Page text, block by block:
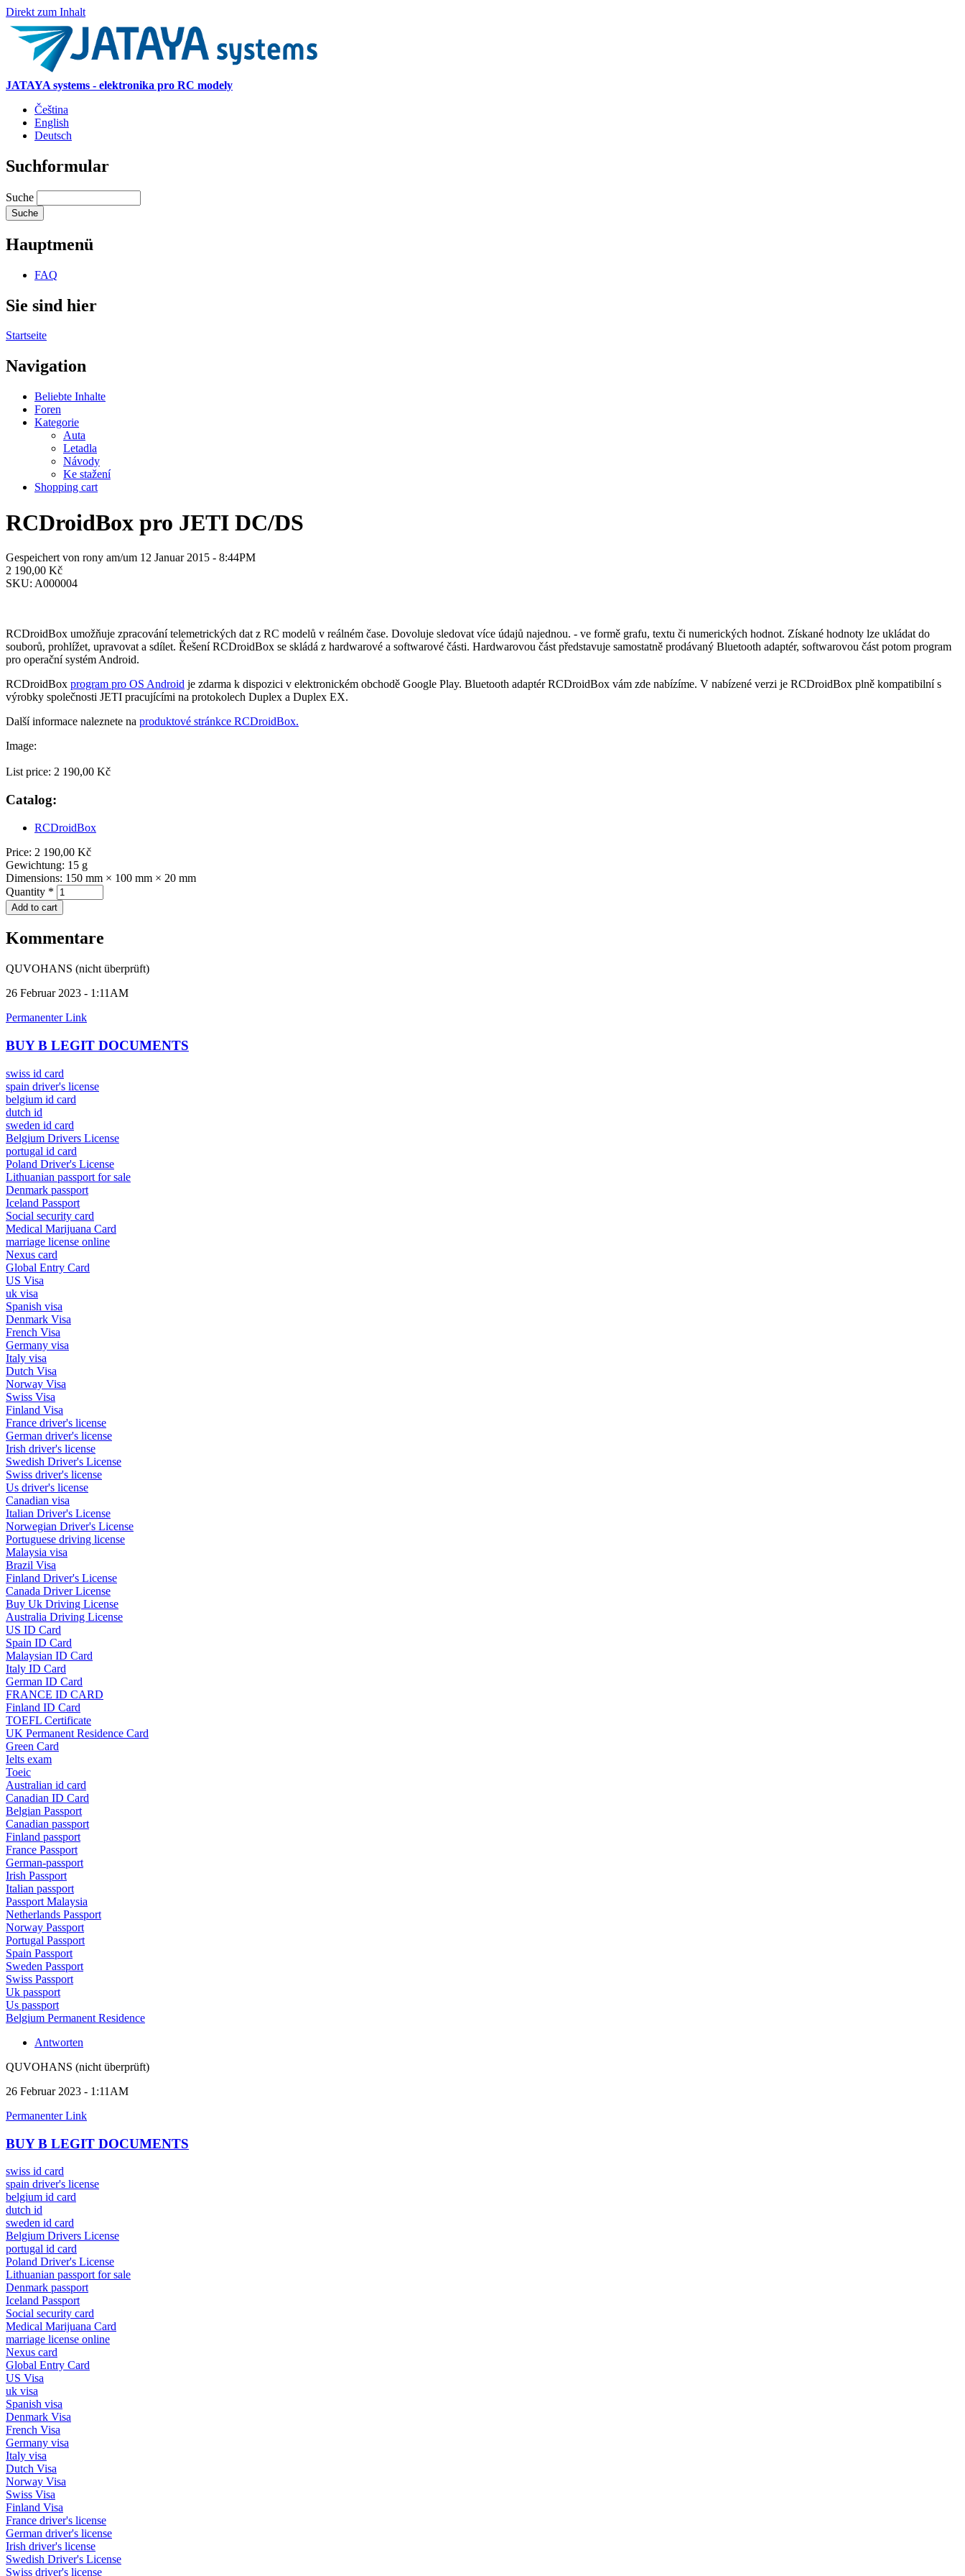
Direkt zum Inhalt
JATAYA systems - elektronika pro RC modely
Čeština
English
Deutsch
Suchformular
Suche
Hauptmenü
FAQ
Sie sind hier
Startseite
Navigation
Beliebte Inhalte
Foren
Kategorie
Auta
Letadla
Návody
Ke stažení
Shopping cart
RCDroidBox pro JETI DC/DS
Gespeichert von rony am/um 12 Januar 2015 - 8:44PM
2 190,00 Kč
SKU: A000004
RCDroidBox umožňuje zpracování telemetrických dat z RC modelů v reálném čase. Dovoluje sledovat více údajů najednou. - ve formě grafu, textu či numerických hodnot. Získané hodnoty lze ukládat do
souborů, prohlížet, upravovat a sdílet. Řešení RCDroidBox se skládá z hardwarové a softwarové části. Hardwarovou část představuje samostatně prodávaný Bluetooth adaptér, softwarovou část potom program
pro operační systém Android.
RCDroidBox program pro OS Android je zdarma k dispozici v elektronickém obchodě Google Play. Bluetooth adaptér RCDroidBox vám zde nabízíme. V nabízené verzi je RCDroidBox plně kompatibilní s
výrobky společnosti JETI pracujícími na protokolech Duplex a Duplex EX.
Další informace naleznete na produktové stránkce RCDroidBox.
Image:
List price: 2 190,00 Kč
Catalog:
RCDroidBox
Price: 2 190,00 Kč
Gewichtung: 15 g
Dimensions: 150 mm × 100 mm × 20 mm
Quantity *
Kommentare
QUVOHANS (nicht überprüft)
26 Februar 2023 - 1:11AM
Permanenter Link
BUY B LEGIT DOCUMENTS
swiss id card
spain driver's license
belgium id card
dutch id
sweden id card
Belgium Drivers License
portugal id card
Poland Driver's License
Lithuanian passport for sale
Denmark passport
Iceland Passport
Social security card
Medical Marijuana Card
marriage license online
Nexus card
Global Entry Card
US Visa
uk visa
Spanish visa
Denmark Visa
French Visa
Germany visa
Italy visa
Dutch Visa
Norway Visa
Swiss Visa
Finland Visa
France driver's license
German driver's license
Irish driver's license
Swedish Driver's License
Swiss driver's license
Us driver's license
Canadian visa
Italian Driver's License
Norwegian Driver's License
Portuguese driving license
Malaysia visa
Brazil Visa
Finland Driver's License
Canada Driver License
Buy Uk Driving License
Australia Driving License
US ID Card
Spain ID Card
Malaysian ID Card
Italy ID Card
German ID Card
FRANCE ID CARD
Finland ID Card
TOEFL Certificate
UK Permanent Residence Card
Green Card
Ielts exam
Toeic
Australian id card
Canadian ID Card
Belgian Passport
Canadian passport
Finland passport
France Passport
German-passport
Irish Passport
Italian passport
Passport Malaysia
Netherlands Passport
Norway Passport
Portugal Passport
Spain Passport
Sweden Passport
Swiss Passport
Uk passport
Us passport
Belgium Permanent Residence
Antworten
QUVOHANS (nicht überprüft)
26 Februar 2023 - 1:11AM
Permanenter Link
BUY B LEGIT DOCUMENTS
swiss id card
spain driver's license
belgium id card
dutch id
sweden id card
Belgium Drivers License
portugal id card
Poland Driver's License
Lithuanian passport for sale
Denmark passport
Iceland Passport
Social security card
Medical Marijuana Card
marriage license online
Nexus card
Global Entry Card
US Visa
uk visa
Spanish visa
Denmark Visa
French Visa
Germany visa
Italy visa
Dutch Visa
Norway Visa
Swiss Visa
Finland Visa
France driver's license
German driver's license
Irish driver's license
Swedish Driver's License
Swiss driver's license